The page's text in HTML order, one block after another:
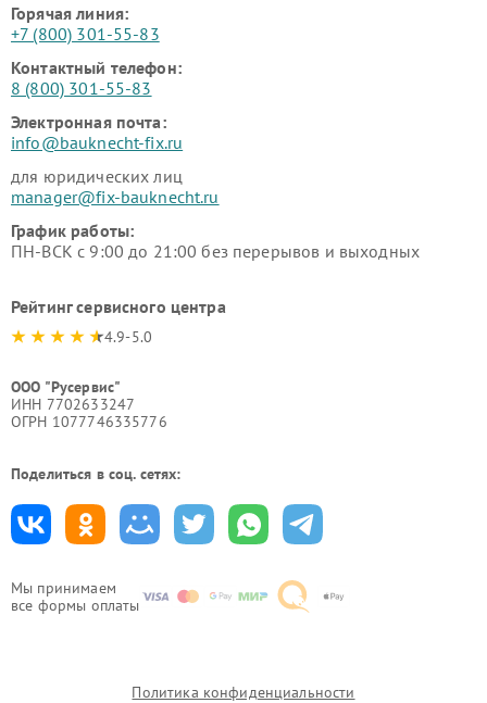
Мы принимаем
все формы оплаты
Горячая линия:
+7 (800) 301-55-83
Контактный телефон:
8 (800) 301-55-83
Электронная почта:
info@bauknecht-fix.ru
для юридических лиц
manager@fix-bauknecht.ru
График работы:
ПН-ВСК с 9:00 до 21:00 без перерывов и выходных
Рейтинг сервисного центра
4.9-5.0
ООО "Русервис"
ИНН 7702633247
ОГРН 1077746335776
Поделиться в соц. сетях:
Политика конфиденциальности